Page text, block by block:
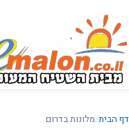
דף הבית/מלונות בדרום